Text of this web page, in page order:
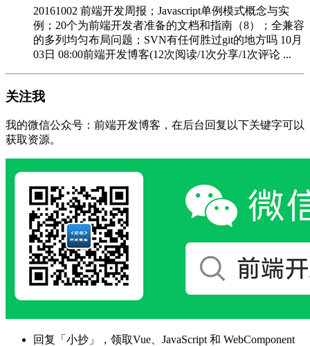
20161002 前端开发周报；Javascript单例模式概念与实
例；20个为前端开发者准备的文档和指南（8）；全兼容
的多列均匀布局问题；SVN有任何胜过git的地方吗 10月
03日 08:00前端开发博客(12次阅读/1次分享/1次评论 ...
关注我
我的微信公众号：前端开发博客，在后台回复以下关键字可以
获取资源。
回复「小抄」，领取Vue、JavaScript 和 WebComponent